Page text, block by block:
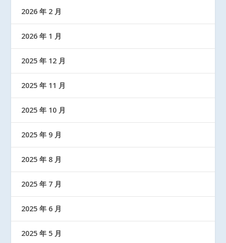
2026 年 2 月
2026 年 1 月
2025 年 12 月
2025 年 11 月
2025 年 10 月
2025 年 9 月
2025 年 8 月
2025 年 7 月
2025 年 6 月
2025 年 5 月